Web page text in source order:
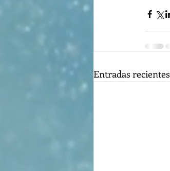
Entradas recientes